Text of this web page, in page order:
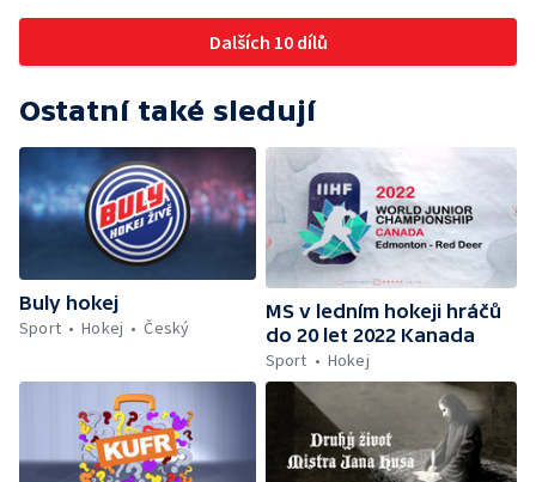
Dalších 10 dílů
Ostatní také sledují
Buly hokej
Sport
Hokej Český
MS v ledním hokeji hráčů
do 20 let 2022 Kanada
Sport
Hokej